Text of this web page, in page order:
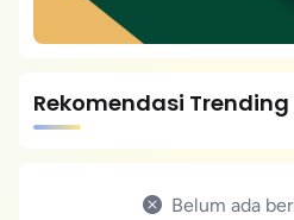
Rekomendasi Trending
Belum ada